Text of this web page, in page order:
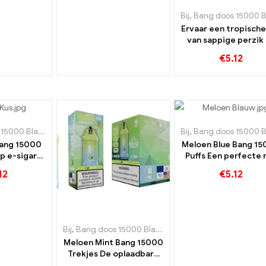
Bij, Bang doos 15000
Ervaar een
van sappige perzik
Bang e-sigaret
€5.12
Bladerdeeg , Wegwerp e-sigaretten Zweden ,Wegwerp e-
15000
e-sigaret
van
Bij, Bang doos 15000 Bladerdeeg
Meloen Mint Bang 15000
Trekjes De oplaadbare
Bij, Bang doos 15000
Meloen Blue Bang
Puffs Een perfecte
€5.12